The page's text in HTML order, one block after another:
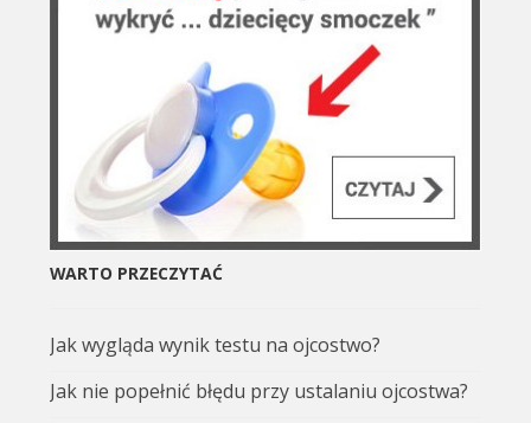
WARTO PRZECZYTAĆ
Jak wygląda wynik testu na ojcostwo?
Jak nie popełnić błędu przy ustalaniu ojcostwa?